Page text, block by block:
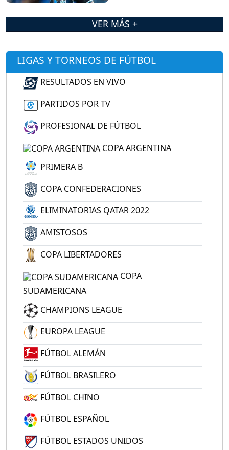
VER MÁS +
LIGAS Y TORNEOS DE FÚTBOL
RESULTADOS EN VIVO
PARTIDOS POR TV
PROFESIONAL DE FÚTBOL
COPA ARGENTINA
PRIMERA B
COPA CONFEDERACIONES
ELIMINATORIAS QATAR 2022
AMISTOSOS
COPA LIBERTADORES
COPA
SUDAMERICANA
CHAMPIONS LEAGUE
EUROPA LEAGUE
FÚTBOL ALEMÁN
FÚTBOL BRASILERO
FÚTBOL CHINO
FÚTBOL ESPAÑOL
FÚTBOL ESTADOS UNIDOS